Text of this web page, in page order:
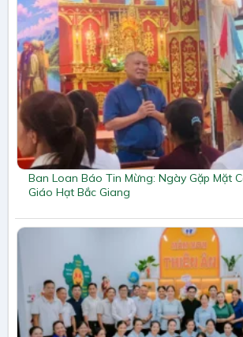
Ban Loan Báo Tin Mừng: Ngày Gặp Mặt
Giáo Hạt Bắc Giang